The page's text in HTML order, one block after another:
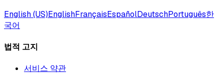
English (US)EnglishFrançaisEspañolDeutschPortuguês한
국어
법적 고지
서비스 약관